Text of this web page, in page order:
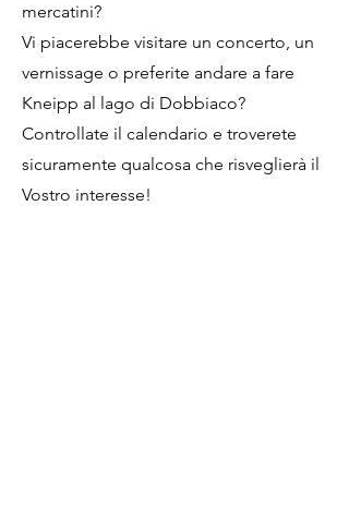
mercatini?
Vi piacerebbe visitare un concerto, un
vernissage o preferite andare a fare
Kneipp al lago di Dobbiaco?
Controllate il calendario e troverete
sicuramente qualcosa che risveglierà il
Vostro interesse!